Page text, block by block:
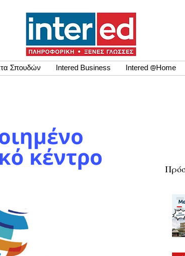
Σπουδών Intered Business Intered @Home